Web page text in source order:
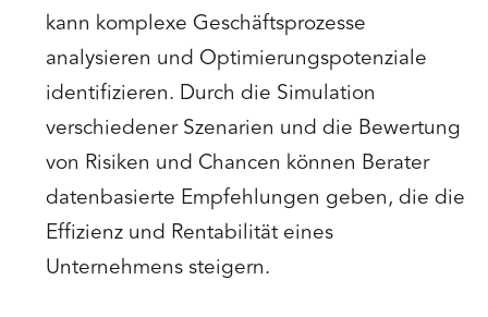
kann komplexe Geschäftsprozesse
analysieren und Optimierungspotenziale
identifizieren. Durch die Simulation
verschiedener Szenarien und die Bewertung
von Risiken und Chancen können Berater
datenbasierte Empfehlungen geben, die die
Effizienz und Rentabilität eines
Unternehmens steigern.